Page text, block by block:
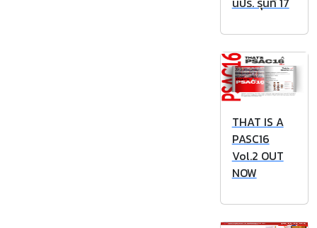
THAT IS A
PASC16
Vol.2 OUT
NOW